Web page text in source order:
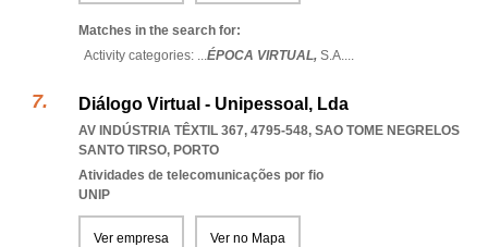
Matches in the search for:
Activity categories: ...ÉPOCA VIRTUAL, S.A....
Diálogo Virtual - Unipessoal, Lda
AV INDÚSTRIA TÊXTIL 367, 4795-548, SAO TOME NEGRELOS
SANTO TIRSO, PORTO
Atividades de telecomunicações por fio
UNIP
Ver empresa Ver no Mapa